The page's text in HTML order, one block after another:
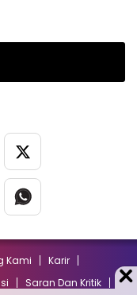
Kami
Karir
Saran Dan Kritik